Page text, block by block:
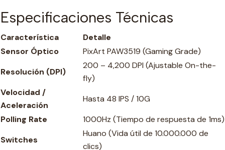
Especificaciones Técnicas
Característica
Detalle
Sensor Óptico
PixArt PAW3519 (Gaming Grade)
Resolución (DPI)
200 – 4,200 DPI (Ajustable On-the-
fly)
Velocidad /
Aceleración
Hasta 48 IPS / 10G
Polling Rate
1000Hz (Tiempo de respuesta de 1ms)
Switches
Huano (Vida útil de 10.000.000 de
clics)